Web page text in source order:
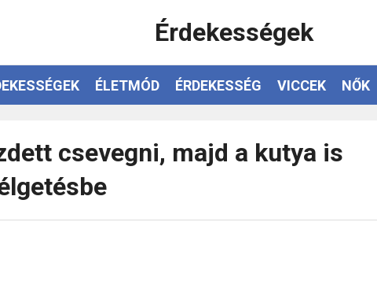
Érdekességek
ÉLETMÓD ÉRDEKESSÉG VICCEK NŐK
csevegni, majd a kutya is